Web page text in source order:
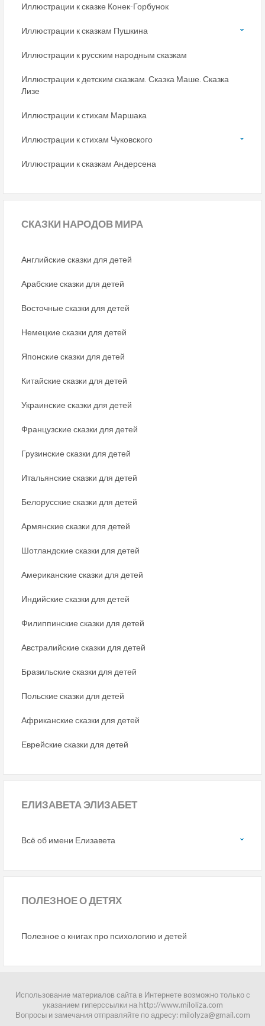
Иллюстрации к сказке Конек-Горбунок
Иллюстрации к сказкам Пушкина
Иллюстрации к русским народным сказкам
Иллюстрации к детским сказкам. Сказка Маше. Сказка
Лизе
Иллюстрации к стихам Маршака
Иллюстрации к стихам Чуковского
Иллюстрации к сказкам Андерсена
СКАЗКИ НАРОДОВ МИРА
Английские сказки для детей
Арабские сказки для детей
Восточные сказки для детей
Немецкие сказки для детей
Японские сказки для детей
Китайские сказки для детей
Украинские сказки для детей
Французские сказки для детей
Грузинские сказки для детей
Итальянские сказки для детей
Белорусские сказки для детей
Армянские сказки для детей
Шотландские сказки для детей
Американские сказки для детей
Индийские сказки для детей
Филиппинские сказки для детей
Австралийские сказки для детей
Бразильские сказки для детей
Польские сказки для детей
Африканские сказки для детей
Еврейские сказки для детей
ЕЛИЗАВЕТА ЭЛИЗАБЕТ
Всё об имени Елизавета
ПОЛЕЗНОЕО ДЕТЯХ
Полезное о книгах про психологию и детей
Использование материалов сайта в Интернете возможно только с
указанием гиперссылки на http://www.miloliza.com
Вопросы и замечания отправляйте по адресу: milolyza@gmail.com